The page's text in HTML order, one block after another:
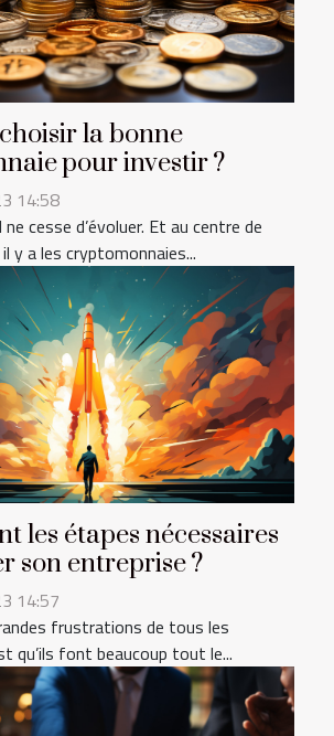
la bonne
pour investir ?
14:58
cesse d’évoluer. Et au centre de
y a les cryptomonnaies...
les étapes nécessaires
son entreprise ?
14:57
frustrations de tous les
qu’ils font beaucoup tout le...